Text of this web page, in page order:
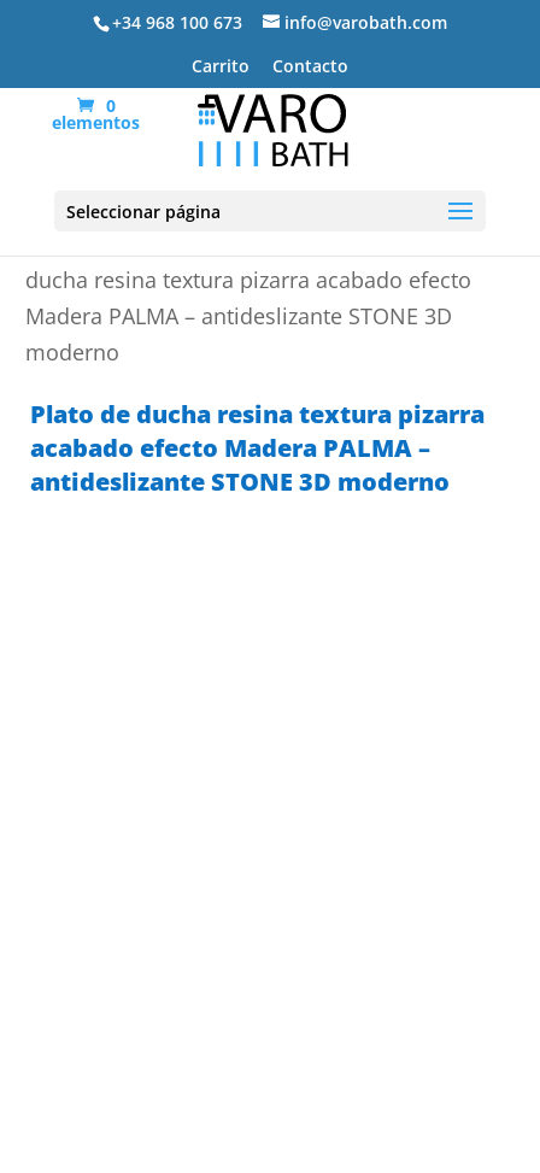
+34 968 100 673
info@varobath.com
Carrito
Contacto
0
elementos
Seleccionar página
ducha resina textura pizarra acabado efecto
Madera PALMA – antideslizante STONE 3D
moderno
Plato de ducha resina textura pizarra
acabado efecto Madera PALMA –
antideslizante STONE 3D moderno